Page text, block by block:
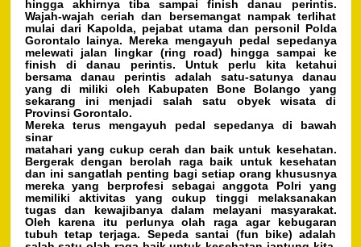
hingga akhirnya tiba sampai finish danau perintis.
Wajah-wajah ceriah dan bersemangat nampak terlihat
mulai dari Kapolda, pejabat utama dan personil Polda
Gorontalo lainya. Mereka mengayuh pedal sepedanya
melewati jalan lingkar (ring road) hingga sampai ke
finish di danau perintis. Untuk perlu kita ketahui
bersama danau perintis adalah satu-satunya danau
yang di miliki oleh Kabupaten Bone Bolango yang
sekarang ini menjadi salah satu obyek wisata di
Provinsi Gorontalo.
Mereka terus mengayuh pedal sepedanya di bawah
sinar
matahari yang cukup cerah dan baik untuk kesehatan.
Bergerak dengan berolah raga baik untuk kesehatan
dan ini sangatlah penting bagi setiap orang khususnya
mereka yang berprofesi sebagai anggota Polri yang
memiliki aktivitas yang cukup tinggi melaksanakan
tugas dan kewajibanya dalam melayani masyarakat.
Oleh karena itu perlunya olah raga agar kebugaran
tubuh tetap terjaga. Sepeda santai (fun bike) adalah